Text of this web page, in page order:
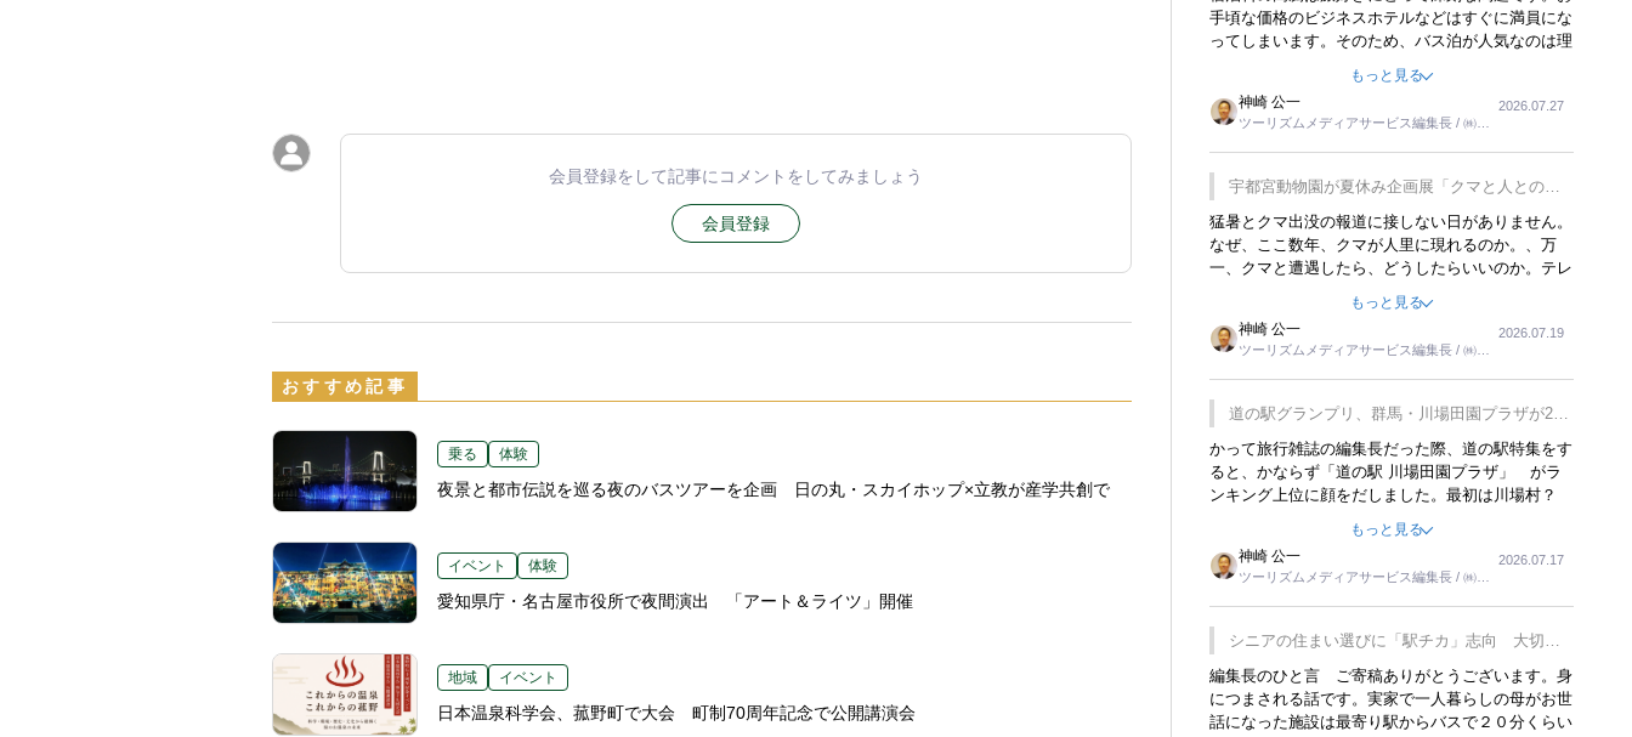
会員登録をして記事にコメントをしてみましょう
会員登録
おすすめ記事
乗る 体験
夜景と都市伝説を巡る夜のバスツアーを企画 日の丸・スカイホップ×立教が産学共創で
イベント 体験
愛知県庁・名古屋市役所で夜間演出 「アート＆ライツ」開催
地域 イベント
日本温泉科学会、菰野町で大会 町制70周年記念で公開講演会
手頃な価格のビジネスホテルなどはすぐに満員にな
ってしまいます。そのため、バス泊が人気なのは理
行をした時は、移動はグレイハウンドバスでした。
夕方から夜の便を利用してホテル代を浮かせていま
した。ただし、若いからできたことです。若い人が
夜行バスで京都に行った、青森に行ったと聞くと、
疲れが残らないのかなと思ってしまいます。
もっと見る
神崎 公一
ツーリズムメディアサービス編集長 / ㈱ツ
2026.07.27
宇都宮動物園が夏休み企画展「クマと人との距
離」を7月20日から開催
猛暑とクマ出没の報道に接しない日がありません。
なぜ、ここ数年、クマが人里に現れるのか。、万
一、クマと遭遇したら、どうしたらいいのか。テレ
るなんてことは、冗談でもいえません。そんな中
で、この企画展はタイムリーですね。
もっと見る
神崎 公一
ツーリズムメディアサービス編集長 / ㈱ツ
2026.07.19
道の駅グランプリ、群馬・川場田園プラザが2連
覇
かって旅行雑誌の編集長だった際、道の駅特集をす
ると、かならず「道の駅 川場田園プラザ」 がラ
ンキング上位に顔をだしました。最初は川場村？
れ永井 彰一社長にインタビューしたら、興味深い
話が次々が飛び出しました。プレゼンも巧みで、今
でも思い出すことが２つあります。一つは、従業員
に東京ディズニーランドを見学させ、サービス業、
接客業の何かを理解してもらっていることです。
もう一つは1800円もするプレミアムヨーグルトを
販売するにあたり、社内に懸念もあったそうです。
永井社長は、駐車場に都内ナンバーの高級外車が停
まっていることに目をつけ、高級商品でも売れると
もっと見る
神崎 公一
ツーリズムメディアサービス編集長 / ㈱ツ
2026.07.17
シニアの住まい選びに「駅チカ」志向 大切な
のは出かけたくなる暮らし
編集長のひと言 ご寄稿ありがとうございます。身
につまされる話です。実家で一人暮らしの母がお世
話になった施設は最寄り駅からバスで２０分くらい